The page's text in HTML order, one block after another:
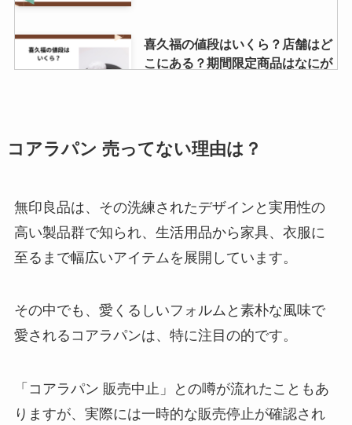
モロッコヨーグル生産終了の理由
は？体に悪いって本当？
えびせんべいの里が買える場所は
京駅で買える？
治一郎 バームクーヘン店舗はどこ
える場所は？
喜久福の値段はいくら？店舗はど
こにある？期間限定商品はなにが
ヴィックスドロップが売り切れは
なぜ？販売再開はいつ頃？副作用
塩分チャージ 販売中止の理由は？
冬に売ってる場所はある？代わり
リッツのチーズサンドは終了？ど
本当？
コアラパン 売ってない理由は？
無印良品は、その洗練されたデザインと実用性の
高い製品群で知られ、生活用品から家具、衣服に
至るまで幅広いアイテムを展開しています。
その中でも、愛くるしいフォルムと素朴な風味で
愛されるコアラパンは、特に注目の的です。
「コアラパン 販売中止」との噂が流れたこともあ
りますが、実際には一時的な販売停止が確認され